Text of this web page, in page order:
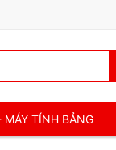
TÍNH BẢNG